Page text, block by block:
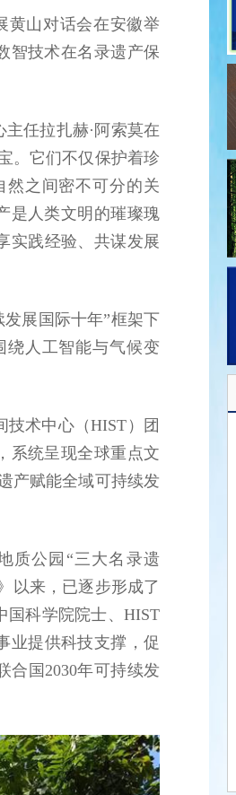
黄山对话会在安徽举
智技术在名录遗产保
任拉扎赫·阿索莫在
。它们不仅保护着珍
然之间密不可分的关
是人类文明的璀璨瑰
实践经验、共谋发展
展国际十年”框架下
绕人工智能与气候变
术中心（HIST）团
系统呈现全球重点文
产赋能全域可持续发
质公园“三大名录遗
以来，已逐步形成了
国科学院院士、HIST
业提供科技支撑，促
合国2030年可持续发